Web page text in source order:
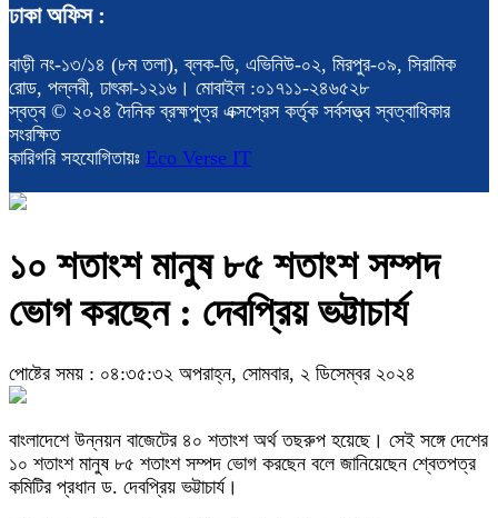
ঢাকা অফিস :
বাড়ী নং-১৩/১৪ (৮ম তলা), ব্লক-ডি, এভিনিউ-০২, মিরপুর-০৯, সিরামিক
রোড, পল্লবী, ঢাৎকা-১২১৬। মোবাইল :০১৭১১-২৪৬৫২৮
স্বত্ব © ২০২৪ দৈনিক ব্রহ্মপুত্র এক্সপ্রেস কর্তৃক সর্বসত্ত্ব স্বত্বাধিকার
সংরক্ষিত
কারিগরি সহযোগিতায়ঃ Eco Verse IT
১০ শতাংশ মানুষ ৮৫ শতাংশ সম্পদ
ভোগ করছেন : দেবপ্রিয় ভট্টাচার্য
পোষ্টের সময় : ০৪:৩৫:৩২ অপরাহ্ন, সোমবার, ২ ডিসেম্বর ২০২৪
বাংলাদেশে উন্নয়ন বাজেটের ৪০ শতাংশ অর্থ তছরুপ হয়েছে। সেই সঙ্গে দেশের
১০ শতাংশ মানুষ ৮৫ শতাংশ সম্পদ ভোগ করছেন বলে জানিয়েছেন শ্বেতপত্র
কমিটির প্রধান ড. দেবপ্রিয় ভট্টাচার্য।